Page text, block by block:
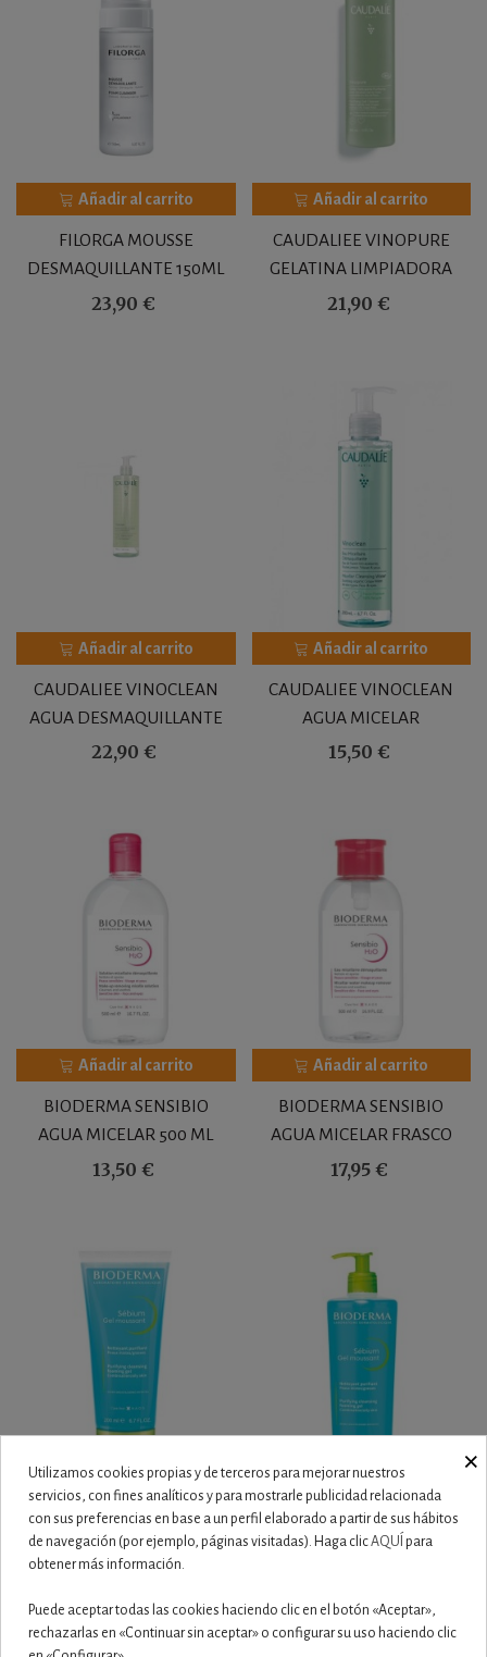
Añadir al carrito
FILORGA MOUSSE
DESMAQUILLANTE 150ML
23,90 €
Añadir al carrito
CAUDALIEE VINOPURE
GELATINA LIMPIADORA
PURIFICANTE 385ML
21,90 €
Añadir al carrito
CAUDALIEE VINOCLEAN
AGUA DESMAQUILLANTE
400 ML
22,90 €
Añadir al carrito
CAUDALIEE VINOCLEAN
AGUA MICELAR
DESMAQUILLANTE 200 ML
15,50 €
Añadir al carrito
BIODERMA SENSIBIO
AGUA MICELAR 500 ML
13,50 €
Añadir al carrito
BIODERMA SENSIBIO
AGUA MICELAR FRASCO
BOMBA DOSIFICADO
17,95 €
Añadir al carrito
BIODERMA SEBIUM GEL
MOUSSANT 200 ML
Añadir al carrito
BIODERMA SEBIUM GEL
MOUSSANT 500 ML
×
Utilizamos cookies propias y de terceros para mejorar nuestros
servicios, con fines analíticos y para mostrarle publicidad relacionada
con sus preferencias en base a un perfil elaborado a partir de sus hábitos
de navegación (por ejemplo, páginas visitadas). Haga clicAQUÍ para
obtener más información.
Puede aceptar todas las cookies haciendo clic en el botón «Aceptar»,
rechazarlas en «Continuar sin aceptar» o configurar su uso haciendo clic